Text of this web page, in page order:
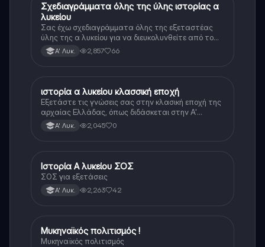
Ιστορία
Σχεδιαγράμματα όλης της ύλης ιστορίας α
λυκείου
Σας έχω σχεδιαγράμματα όλης της εξεταστέας
ύλης της α λυκείου για να διευκολυνθείτε από το
τεράστιο βάρος του βιβλίου
Α' Λυκ. 2,857 66
Ιστορία
ιστορία α λυκείου κλασσική εποχή
Εξετάστε τις γνώσεις σας στην κλασική εποχή της
αρχαίας Ελλάδας, όπως διδάσκεται στην Α'
Λυκείου.
Α' Λυκ. 2,045 0
Ιστορία
Ιστορία Α λυκείου ΣΟΣ
ΣΟΣ για εξετάσεις
Α' Λυκ. 2,263 42
Ιστορία
Μυκηναϊκός πολιτισμός !
Μυκηναϊκός πολιτισμός